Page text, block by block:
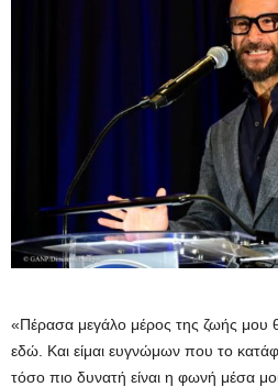
«Πέρασα μεγάλο μέρος της ζωής μου
εδώ. Και είμαι ευγνώμων που το
τόσο πιο δυνατή είναι η φωνή μέσα